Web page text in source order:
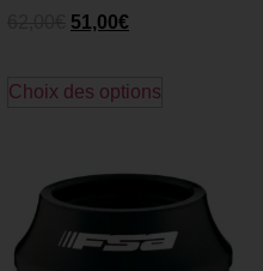
51,00€
Choix des options